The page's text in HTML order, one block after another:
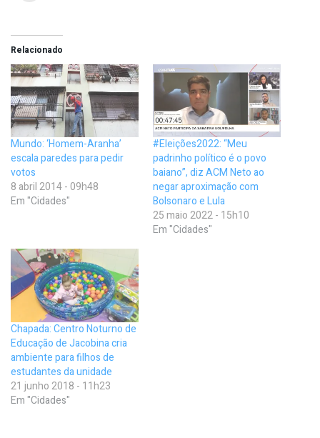
Relacionado
Mundo: ‘Homem-Aranha’
escala paredes para pedir
votos
8 abril 2014 - 09h48
Em "Cidades"
#Eleições2022: “Meu
padrinho político é o povo
baiano”, diz ACM Neto ao
negar aproximação com
Bolsonaro e Lula
25 maio 2022 - 15h10
Em "Cidades"
Chapada: Centro Noturno de
Educação de Jacobina cria
ambiente para filhos de
estudantes da unidade
21 junho 2018 - 11h23
Em "Cidades"